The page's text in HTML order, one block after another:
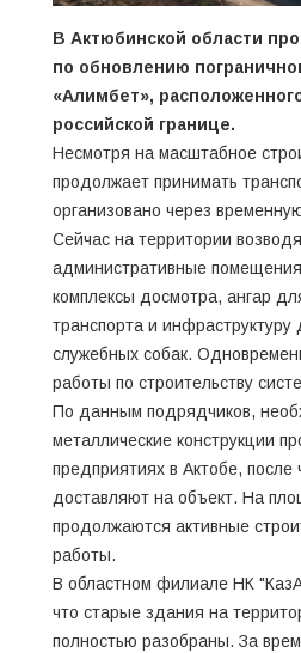
В Актюбинской области
по обновлению
«Алимбет»,
российской границе.
Несмотря на масштабное
продолжает принимать
организовано через
Сейчас на территории
административные
комплексы досмотра, ангар
транспорта и
служебных собак.
работы по строительству
По данным подрядчиков,
металлические конструкции
предприятиях в Актобе, после
доставляют на объект. На
продолжаются активные
работы.
В областном филиале НК
что старые здания на
полностью разобраны. За